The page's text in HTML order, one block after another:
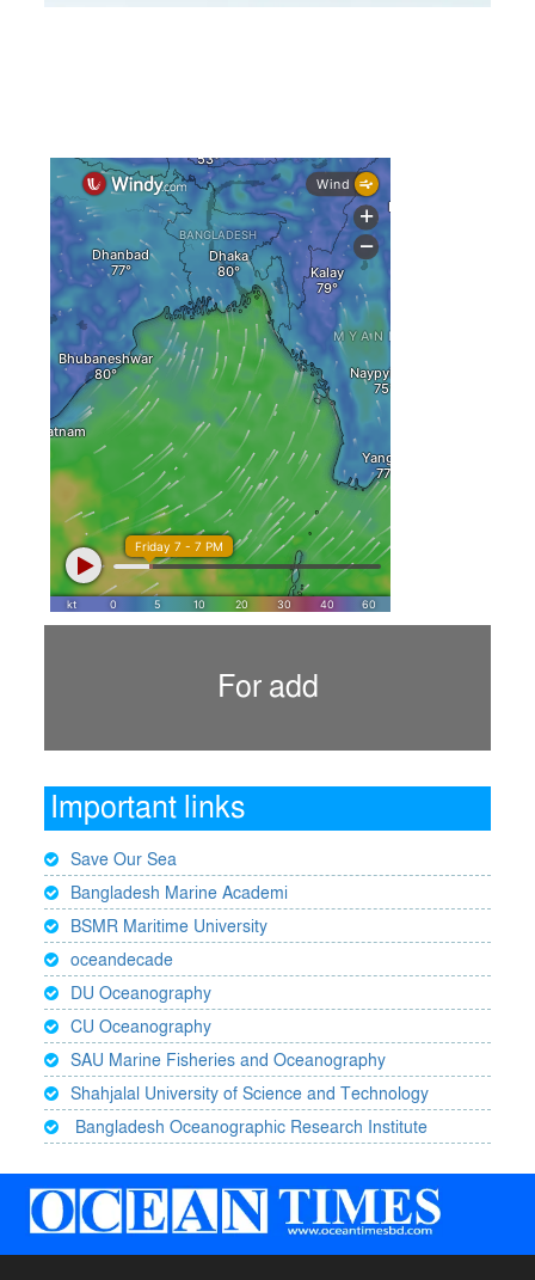
For add
Important links
Save Our Sea
Bangladesh Marine Academi
BSMR Maritime University
oceandecade
DU Oceanography
CU Oceanography
SAU Marine Fisheries and Oceanography
Shahjalal University of Science and Technology
Bangladesh Oceanographic Research Institute